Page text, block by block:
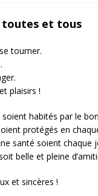
toutes et tous
tourner.
plaisirs !
habités par le
protégés en
santé soient chaque
belle et pleine
et sincères !